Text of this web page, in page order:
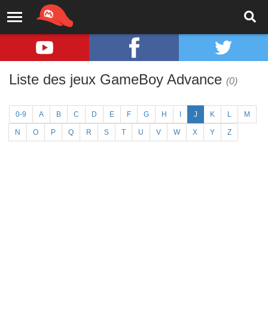
Liste des jeux GameBoy Advance (0)
0-9 A B C D E F G H J K L M
N O P Q R S T U V W X Y Z